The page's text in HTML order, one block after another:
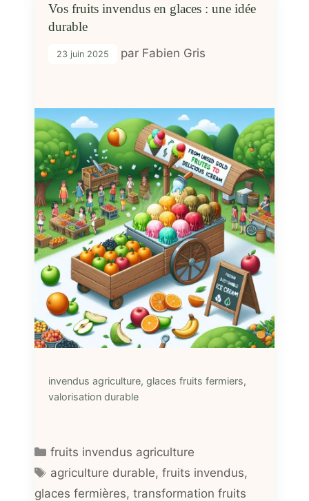
Vos fruits invendus en glaces : une idée
durable
23 juin 2025 par Fabien Gris
invendus agriculture, glaces fruits fermiers,
valorisation durable
Catégories
fruits invendus agriculture
Étiquettes
agriculture durable,fruits invendus,
glaces fermières, transformation fruits